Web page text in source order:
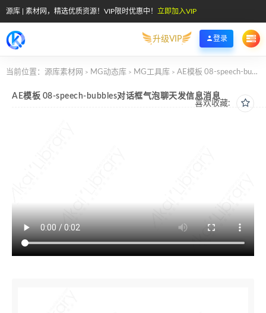
源库 | 素材网，精选优质资源！VIP限时优惠中！ 立即加入VIP
升级VIP 登录
当前位置： 源库素材网 > MG动态库 > MG工具库 > AE模板 08-speech-bubbles对话框气泡聊天发信息消息
喜欢收藏:
AE模板 08-speech-bubbles对话框气泡聊天发信息消息